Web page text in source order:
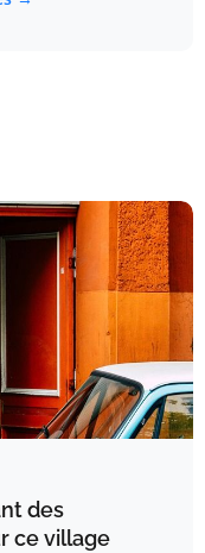
des
ce village